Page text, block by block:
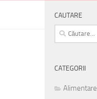
CAUTARE
Caută
după:
CATEGORII
Alimentare